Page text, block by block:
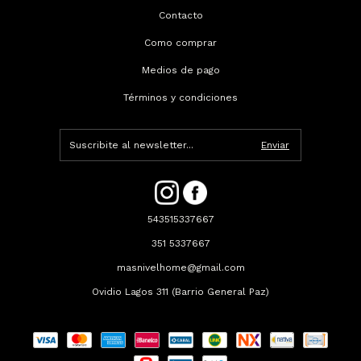
Contacto
Como comprar
Medios de pago
Términos y condiciones
543515337667
351 5337667
masnivelhome@gmail.com
Ovidio Lagos 311 (Barrio General Paz)